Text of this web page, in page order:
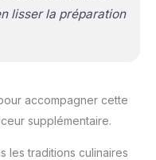
lisser la préparation
accompagner cette
supplémentaire.
les traditions culinaires